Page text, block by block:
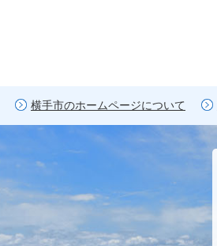
横手市のホームページについて